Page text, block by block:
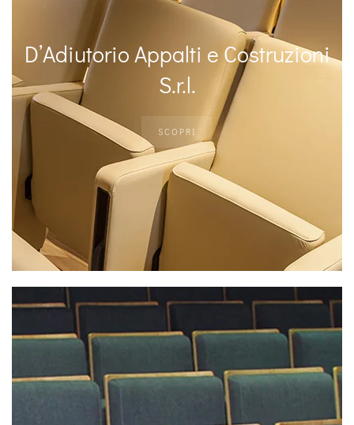
D’Adiutorio Appalti e Costruzioni
S.r.l.
SCOPRI